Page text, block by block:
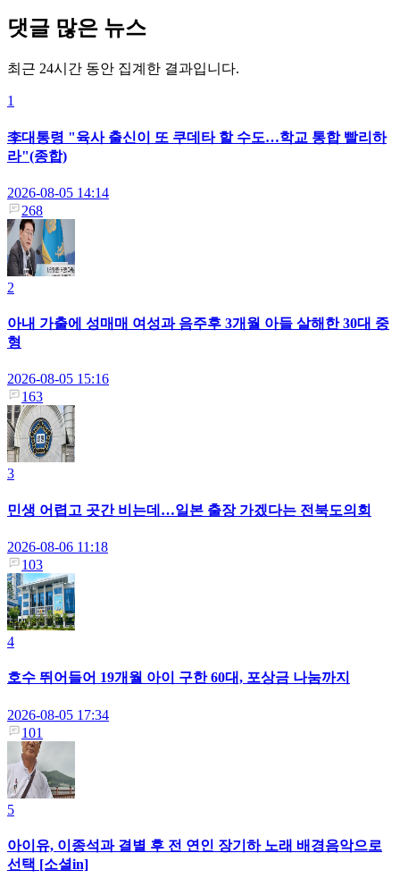
댓글 많은 뉴스
최근 24시간 동안 집계한 결과입니다.
1
李대통령 "육사 출신이 또 쿠데타 할 수도…학교 통합 빨리하
라"(종합)
2026-08-05 14:14
268
2
아내 가출에 성매매 여성과 음주후 3개월 아들 살해한 30대 중
형
2026-08-05 15:16
163
3
민생 어렵고 곳간 비는데…일본 출장 가겠다는 전북도의회
2026-08-06 11:18
103
4
호수 뛰어들어 19개월 아이 구한 60대, 포상금 나눔까지
2026-08-05 17:34
101
5
아이유, 이종석과 결별 후 전 연인 장기하 노래 배경음악으로
선택 [소셜in]